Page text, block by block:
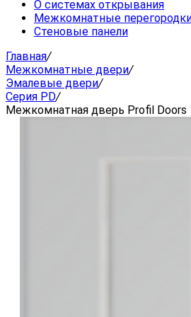
О системах открывания
Межкомнатные
Стеновые панели
Главная/
Межкомнатные двери/
Эмалевые двери/
Серия PD/
Межкомнатная дверь Profil Doors